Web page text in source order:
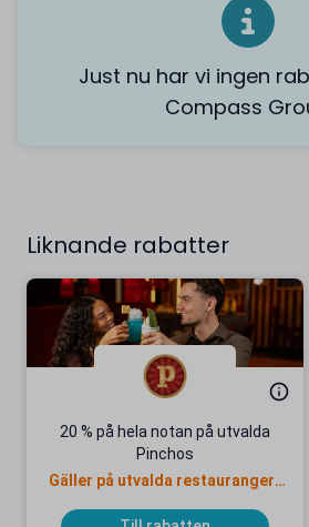
Just nu har vi ingen
Compass
Liknande rabatter
20 % på hela notan på utvalda
Pinchos
Gäller på utvalda restauranger i